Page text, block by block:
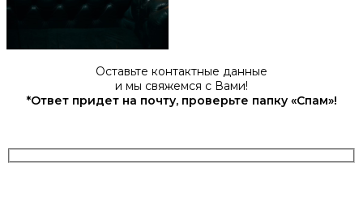
Оставьте контактные данные
и мы свяжемся с Вами!
*Ответ придет на почту, проверьте папку «Спам»!